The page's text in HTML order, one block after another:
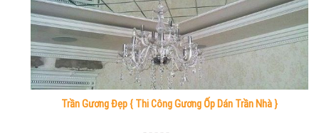
Trần Gương Đẹp { Thi Công Gương Ốp Dán Trần Nhà }